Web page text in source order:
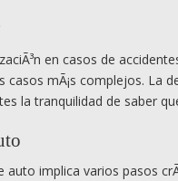
en casos de
mÃ¡s complejos. La
la tranquilidad de saber
implica varios pasos